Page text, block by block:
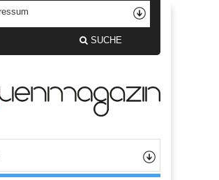
SUCHE